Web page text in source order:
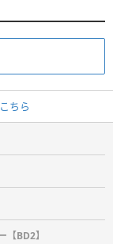
ちら
BD2】